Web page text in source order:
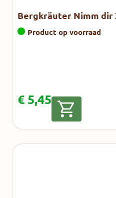
Bergkräuter Nimm
Product op voorraad
€ 5,45